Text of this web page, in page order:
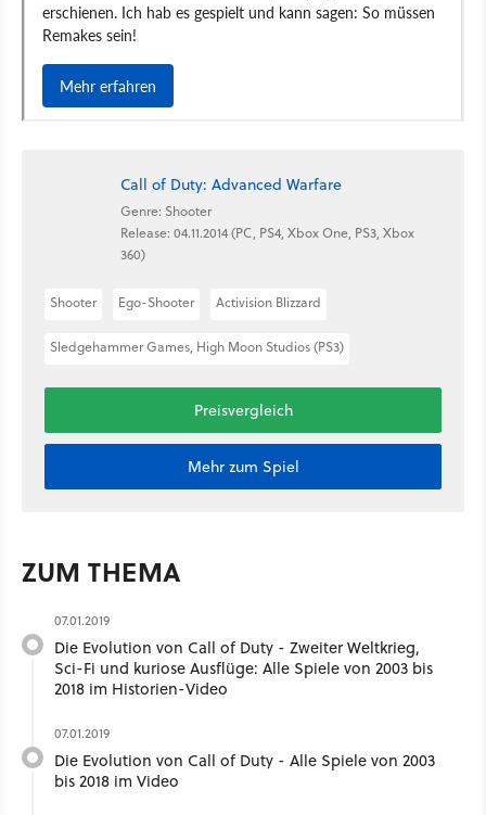
Call of Duty: Advanced Warfare
Genre: Shooter
Release: 04.11.2014 (PC, PS4, Xbox One, PS3, Xbox
360)
Shooter Ego-Shooter Activision Blizzard
Sledgehammer Games, High Moon Studios (PS3)
Preisvergleich
Mehr zum Spiel
ZUM THEMA
07.01.2019
Die Evolution von Call of Duty - Zweiter Weltkrieg,
Sci-Fi und kuriose Ausflüge: Alle Spiele von 2003 bis
2018 im Historien-Video
07.01.2019
Die Evolution von Call of Duty - Alle Spiele von 2003
bis 2018 im Video